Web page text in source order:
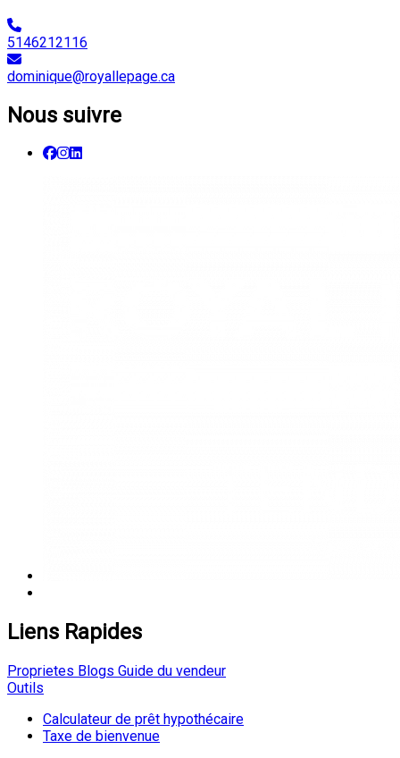
5146212116
dominique@royallepage.ca
Nous suivre
Liens Rapides
Proprietes Blogs Guide du vendeur
Outils
Calculateur de prêt hypothécaire
Taxe de bienvenue